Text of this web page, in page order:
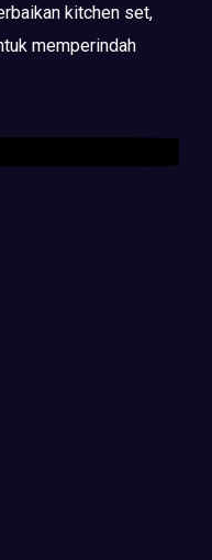
kitchen set,
memperindah